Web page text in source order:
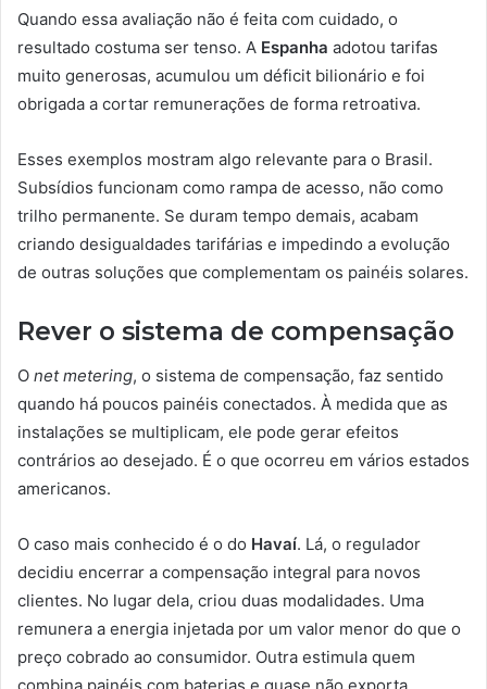
Quando essa avaliação não é feita com cuidado, o
resultado costuma ser tenso. A Espanha adotou tarifas
muito generosas, acumulou um déficit bilionário e foi
obrigada a cortar remunerações de forma retroativa.
Esses exemplos mostram algo relevante para o Brasil.
Subsídios funcionam como rampa de acesso, não como
trilho permanente. Se duram tempo demais, acabam
criando desigualdades tarifárias e impedindo a evolução
de outras soluções que complementam os painéis solares.
Rever o sistema de compensação
O net metering, o sistema de compensação, faz sentido
quando há poucos painéis conectados. À medida que as
instalações se multiplicam, ele pode gerar efeitos
contrários ao desejado. É o que ocorreu em vários estados
americanos.
O caso mais conhecido é o do Havaí. Lá, o regulador
decidiu encerrar a compensação integral para novos
clientes. No lugar dela, criou duas modalidades. Uma
remunera a energia injetada por um valor menor do que o
preço cobrado ao consumidor. Outra estimula quem
combina painéis com baterias e quase não exporta